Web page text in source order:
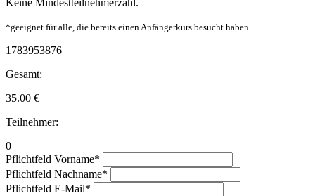
Keine Mindestteilnehmerzahl.
*geeignet für alle, die bereits einen Anfängerkurs besucht haben.
1783953876
Gesamt:
35.00 €
Teilnehmer:
0
Pflichtfeld Vorname*
Pflichtfeld Nachname*
Pflichtfeld E-Mail*